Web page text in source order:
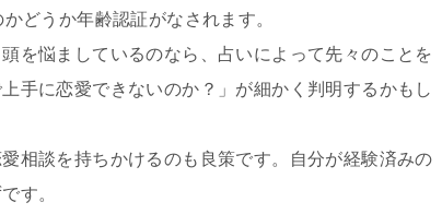
どうか年齢認証がなされます。
を悩ましているのなら、占いによって先々のことを
手に恋愛できないのか？」が細かく判明するかもし
相談を持ちかけるのも良策です。自分が経験済みの
す。